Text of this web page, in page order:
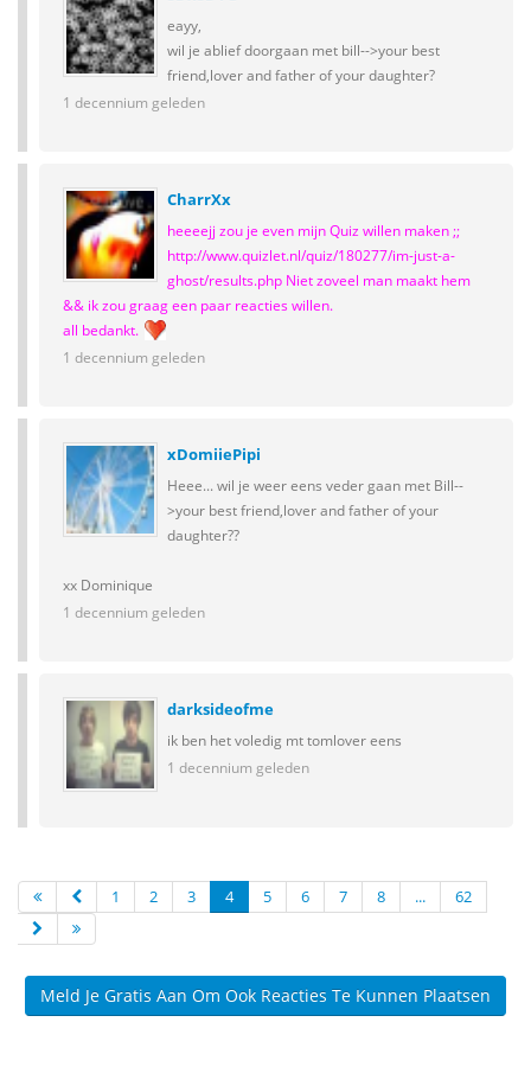
eayy,
wil je ablief doorgaan met bill-->your best
friend,lover and father of your daughter?
1 decennium geleden
CharrXx
heeeejj zou je even mijn Quiz willen maken ;;
http://www.quizlet.nl/quiz/180277/im-just-a-
ghost/results.php Niet zoveel man maakt hem
&& ik zou graag een paar reacties willen.
all bedankt.
1 decennium geleden
xDomiiePipi
Heee... wil je weer eens veder gaan met Bill--
>your best friend,lover and father of your
daughter??
xx Dominique
1 decennium geleden
darksideofme
ik ben het voledig mt tomlover eens
1 decennium geleden
1 2 3 4 5 6 7 8 ... 62
Meld Je Gratis Aan Om Ook Reacties Te Kunnen Plaatsen